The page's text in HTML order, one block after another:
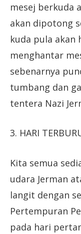
mesej berkuda
akan dipotong
kuda pula akan
menghantar
sebenarnya
tumbang dan
tentera Nazi
3. HARI
Kita semua
udara Jerman
langit dengan
Pertempuran
pada hari